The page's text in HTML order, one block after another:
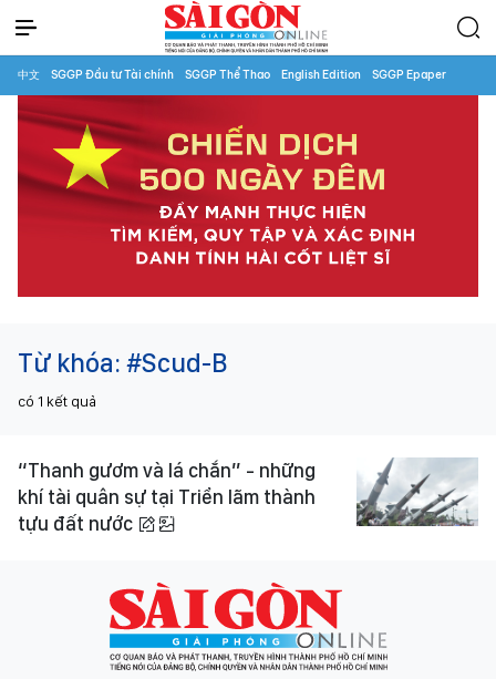
中文 SGGP Đầu tư Tài chính SGGP Thể Thao English Edition SGGP Epaper
Từ khóa: #Scud-B
có 1 kết quả
“Thanh gươm và lá chắn” - những
khí tài quân sự tại Triển lãm thành
tựu đất nước